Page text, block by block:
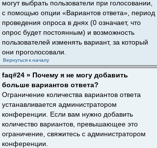
могут выбрать пользователи при голосовании,
с помощью опции «Вариантов ответа», период
проведения опроса в днях (0 означает, что
опрос будет постоянным) и возможность
пользователей изменять вариант, за который
они проголосовали.
Вернуться к началу
faq#24 » Почему я не могу добавить
больше вариантов ответа?
Ограничение количества вариантов ответа
устанавливается администратором
конференции. Если вам нужно добавить
количество вариантов, превышающее это
ограничение, свяжитесь с администратором
конференции.